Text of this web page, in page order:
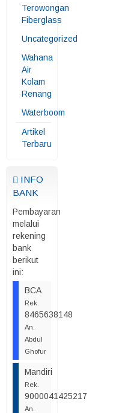
Terowongan
Fiberglass
Uncategorized
Wahana
Air
Kolam
Renang
Waterboom
Artikel
Terbaru
INFO
BANK
Pembayaran
melalui
rekening
bank
berikut
ini:
BCA
Rek.
8465638148
An.
Abdul
Ghofur
Mandiri
Rek.
9000041425217
An.